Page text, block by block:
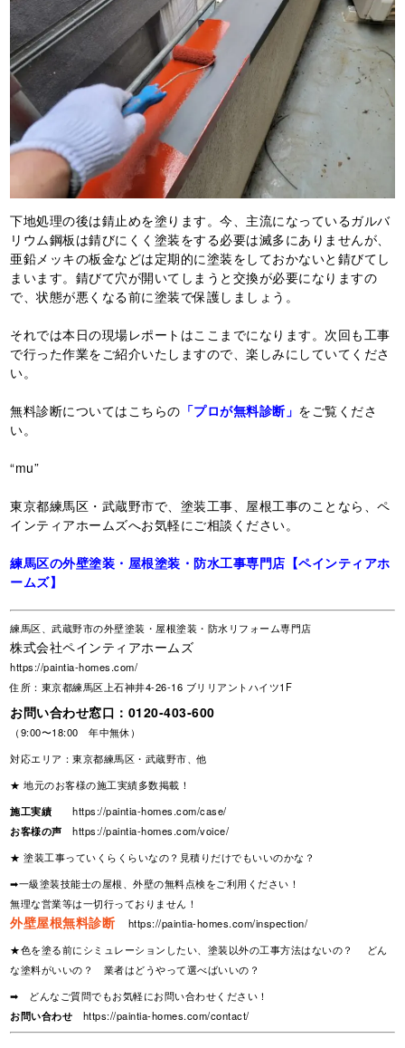
下地処理の後は錆止めを塗ります。今、主流になっているガルバ
リウム鋼板は錆びにくく塗装をする必要は滅多にありませんが、
亜鉛メッキの板金などは定期的に塗装をしておかないと錆びてし
まいます。錆びて穴が開いてしまうと交換が必要になりますの
で、状態が悪くなる前に塗装で保護しましょう。
それでは本日の現場レポートはここまでになります。次回も工事
で行った作業をご紹介いたしますので、楽しみにしていてくださ
い。
無料診断についてはこちらの 「プロが無料診断」 をご覧くださ
い。
“mu”
東京都練馬区・武蔵野市で、塗装工事、屋根工事のことなら、ペ
インティアホームズへお気軽にご相談ください。
練馬区の外壁塗装・屋根塗装・防水工事専門店【ペインティアホ
ームズ】
練馬区、武蔵野市の外壁塗装・屋根塗装・防水リフォーム専門店
株式会社ペインティアホームズ
https://paintia-homes.com/
住所：東京都練馬区上石神井4-26-16 ブリリアントハイツ1F
お問い合わせ窓口： 0120-403-600
（9:00〜18:00 年中無休）
対応エリア：東京都練馬区・武蔵野市、他
★ 地元のお客様の施工実績多数掲載！
施工実績
https://paintia-homes.com/case/
お客様の声
https://paintia-homes.com/voice/
★ 塗装工事っていくらくらいなの？見積りだけでもいいのかな？
➡一級塗装技能士の屋根、外壁の無料点検をご利用ください！
無理な営業等は一切行っておりません！
外壁屋根無料診断
https://paintia-homes.com/inspection/
★色を塗る前にシミュレーションしたい、塗装以外の工事方法はないの？ どん
な塗料がいいの？ 業者はどうやって選べばいいの？
➡ どんなご質問でもお気軽にお問い合わせください！
お問い合わせ
https://paintia-homes.com/contact/